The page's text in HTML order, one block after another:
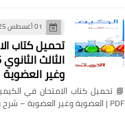
01 أغسطس 2025
تحميل كتاب
وغير العضوية
PDF | العضوية وغير العضوية – شرح وتدريبات كتاب الامتحان في …